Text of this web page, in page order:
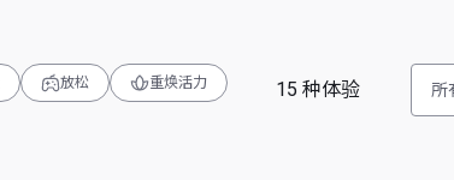
放松 重焕活力 15 种体验 所